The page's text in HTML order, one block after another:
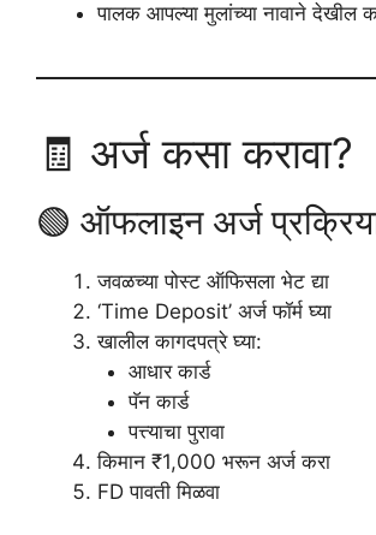
पालक आपल्या मुलांच्या नावाने
🧾 अर्ज कसा करावा?
🟢 ऑफलाइन अर्ज
जवळच्या पोस्ट ऑफिसला भेट द्या
‘Time Deposit’ अर्ज फॉर्म घ्या
खालील कागदपत्रे घ्या:
आधार कार्ड
पॅन कार्ड
पत्त्याचा पुरावा
किमान ₹1,000 भरून अर्ज करा
FD पावती मिळवा